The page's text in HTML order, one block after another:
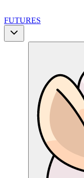
FUTURES